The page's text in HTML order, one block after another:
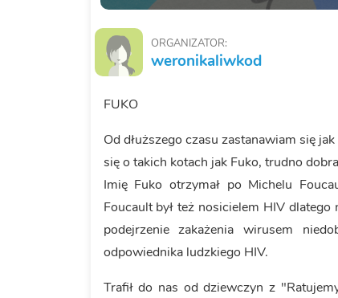
ORGANIZATOR:
weronikaliwkod
FUKO
Od dłuższego czasu zastanawiam się
się o takich kotach jak Fuko, trudno
Imię Fuko otrzymał po Michelu
Foucault był też nosicielem HIV
podejrzenie zakażenia wirusem
odpowiednika ludzkiego HIV.
Trafił do nas od dziewczyn z